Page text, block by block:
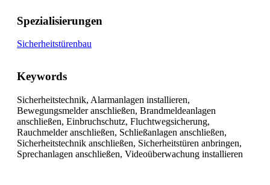
Spezialisierungen
Sicherheitstürenbau
Keywords
Sicherheitstechnik, Alarmanlagen installieren,
Bewegungsmelder anschließen, Brandmeldeanlagen
anschließen, Einbruchschutz, Fluchtwegsicherung,
Rauchmelder anschließen, Schließanlagen anschließen,
Sicherheitstechnik anschließen, Sicherheitstüren anbringen,
Sprechanlagen anschließen, Videoüberwachung installieren